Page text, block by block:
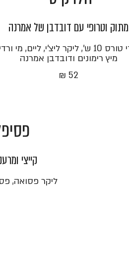
מתוק וטרופי עם דובדבן של אמרנה
ברנדי טורס 10 ש', ליקר ליצ'י, ליים, מי
מיץ רימונים ודובדבן אמרנה
52 ₪
קייצי
ליקר פסואה,